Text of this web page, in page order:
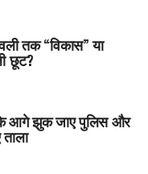
तक “विकास” या
छूट?
के आगे झुक जाए पुलिस और